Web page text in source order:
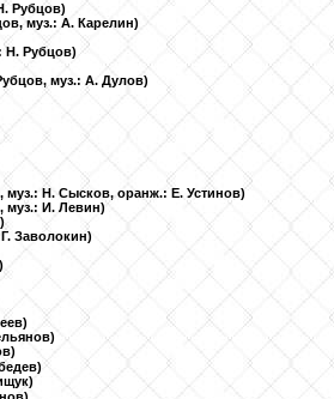
Рубцов)
муз.: А. Карелин)
Н. Рубцов)
муз.: А. Дулов)
муз.: Н. Сысков, оранж.: Е. Устинов)
муз.: И. Левин)
Заволокин)